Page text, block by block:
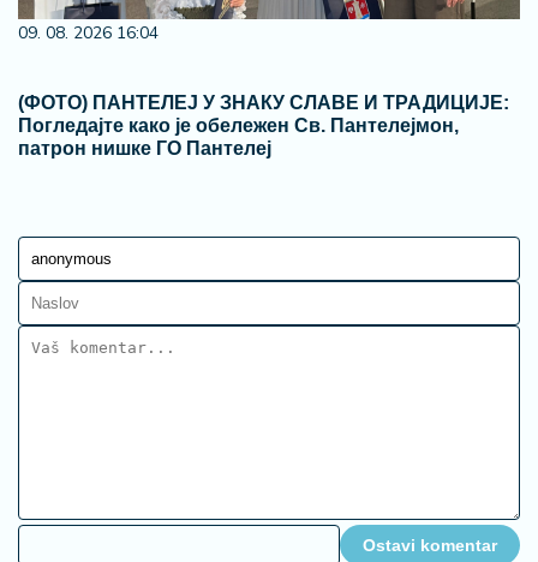
09. 08. 2026 16:04
(ФОТО) ПАНТЕЛЕЈ У ЗНАКУ СЛАВЕ И ТРАДИЦИЈЕ:
Погледајте како је обележен Св. Пантелејмон,
патрон нишке ГО Пантелеј
Ostavi komentar